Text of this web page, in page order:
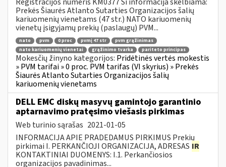
Prekės Šiaurės Atlanto Sutarties Organizacijos šalių
kariuomenių vienetams (47 str.) NATO kariuomenių
vienetų įsigyjamų prekių (paslaugų) PVM...
nato pvm 0 proc pvmį 47 str
pvm grąžinimas
nato kariuomenių vienetai
grąžinimo tvarka pariteto principas
Mokesčių žinyno kategorijos: Pridėtinės vertės mokestis
» PVM tarifai » 0 proc. PVM tarifas (VI skyrius) » Prekės
Šiaurės Atlanto Sutarties Organizacijos šalių
kariuomenių vienetams
DELL EMC diskų masyvų gamintojo garantinio
aptarnavimo pratęsimo viešasis pirkimas
Web turinio sąrašas 2021-01-05
INFORMACIJA APIE PRADEDAMUS PIRKIMUS Prekių
pirkimai I. PERKANČIOJI ORGANIZACIJA, ADRESAS IR
KONTAKTINIAI DUOMENYS: I.1. Perkančiosios
organizacijos pavadinimas...